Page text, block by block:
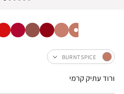
BURNT SPICE
ורוד עתיק קרמי